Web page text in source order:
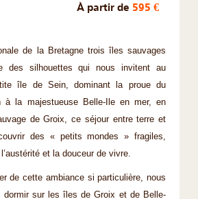
À partir de 595 €
de la Bretagne trois îles sauvages
des silhouettes qui nous invitent au
île de Sein, dominant la proue du
à la majestueuse Belle-Ile en mer, en
de Groix, ce séjour entre terre et
des « petits mondes » fragiles,
et la douceur de vivre.
de cette ambiance si particulière, nous
dormir sur les îles de Groix et de Belle-